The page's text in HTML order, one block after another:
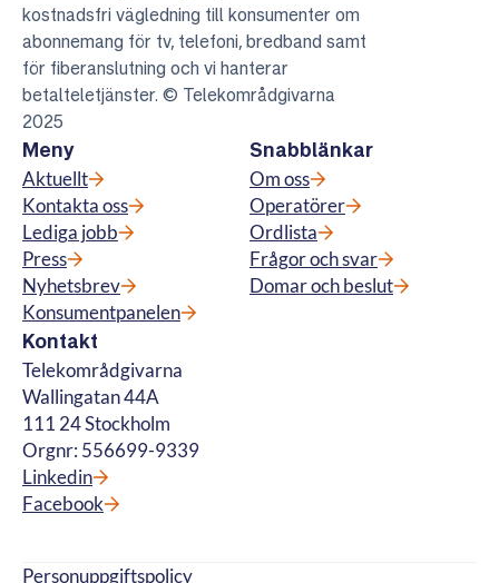
kostnadsfri vägledning till konsumenter om
abonnemang för tv, telefoni, bredband samt
för fiberanslutning och vi hanterar
betalteletjänster. © Telekområdgivarna
2025
Meny
Aktuellt
Kontakta oss
Lediga jobb
Press
Nyhetsbrev
Konsumentpanelen
Snabblänkar
Om oss
Operatörer
Ordlista
Frågor och svar
Domar och beslut
Kontakt
Telekområdgivarna
Wallingatan 44A
111 24 Stockholm
Orgnr: 556699-9339
Linkedin
Facebook
Personuppgiftspolicy